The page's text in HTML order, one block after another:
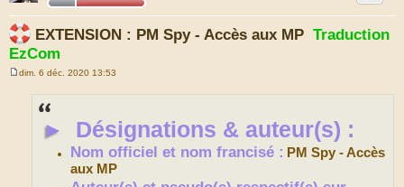
EXTENSION : PM Spy - Accès aux MP Traduction
EzCom
dim. 6 déc. 2020 13:53
► Désignations & auteur(s) :
Nom officiel et nom francisé : PM Spy - Accès
aux MP